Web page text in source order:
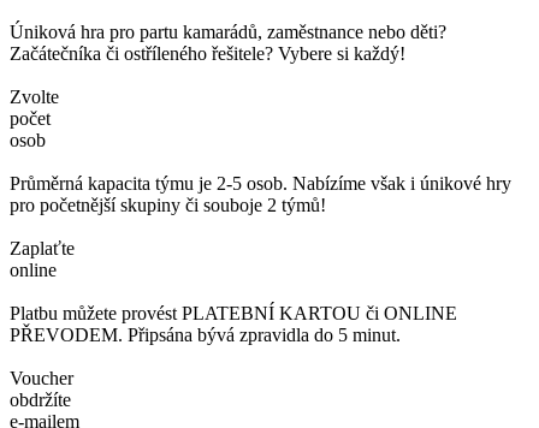
Úniková hra pro partu kamarádů, zaměstnance nebo děti?
Začátečníka či ostříleného řešitele? Vybere si každý!
Zvolte
počet
osob
Průměrná kapacita týmu je 2-5 osob. Nabízíme však i únikové hry
pro početnější skupiny či souboje 2 týmů!
Zaplaťte
online
Platbu můžete provést PLATEBNÍ KARTOU či ONLINE
PŘEVODEM. Připsána bývá zpravidla do 5 minut.
Voucher
obdržíte
e-mailem